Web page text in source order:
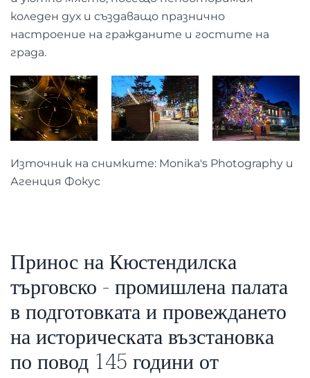
коледен дух и създаващо празнично
настроение на гражданите и гостите на
града.
Източник на снимките: Monika's Photography и
Агенция Фокус
Принос на Кюстендилска
търговско - промишлена палата
в подготовката и провеждането
на историческата възстановка
по повод 145 години от